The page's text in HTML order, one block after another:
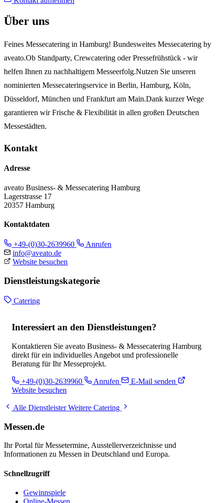
Über uns
Feines Messecatering in Hamburg! Bundesweites Messecatering by
aveato.Ob Standparty, Crewcatering oder Pressefrühstück - wir
helfen Ihnen zu nachhaltigem Messeerfolg.Nutzen Sie unseren
nominierten Messecateringservice in Berlin, Hamburg, Köln,
Düsseldorf, München und Frankfurt am Main.Dank kurzer Wege
garantieren wir Frische & Flexibilität in allen großen Deutschen
Messestädten.
Kontakt
Adresse
aveato Business- & Messecatering Hamburg
Lagerstrasse 17
20357 Hamburg
Kontaktdaten
+49-(0)30-2639960
Anrufen
info@aveato.de
Website besuchen
Dienstleistungskategorie
Catering
Interessiert an den Dienstleistungen?
Kontaktieren Sie aveato Business- & Messecatering Hamburg
direkt für ein individuelles Angebot und professionelle
Beratung für Ihr Messeprojekt.
+49-(0)30-2639960 Anrufen
E-Mail senden
Website besuchen
Alle DienstleisterWeitere Catering
Messen.de
Ihr Portal für Messetermine, Ausstellerverzeichnisse und
Informationen zu Messen in Deutschland und Europa.
Schnellzugriff
Gewinnspiele
Online-Messen